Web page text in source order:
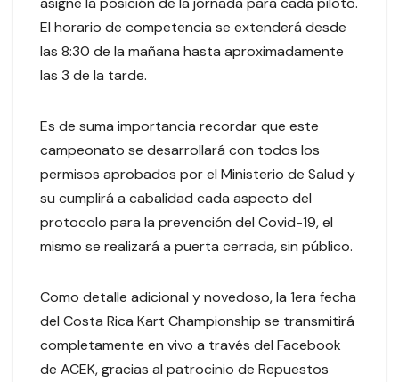
El horario de competencia se extenderá desde
las 8:30 de la mañana hasta aproximadamente
las 3 de la tarde.
Es de suma importancia recordar que este
campeonato se desarrollará con todos los
permisos aprobados por el Ministerio de Salud y
su cumplirá a cabalidad cada aspecto del
protocolo para la prevención del Covid-19, el
mismo se realizará a puerta cerrada, sin público.
Como detalle adicional y novedoso, la 1era fecha
del Costa Rica Kart Championship se transmitirá
completamente en vivo a través del Facebook
de ACEK, gracias al patrocinio de Repuestos